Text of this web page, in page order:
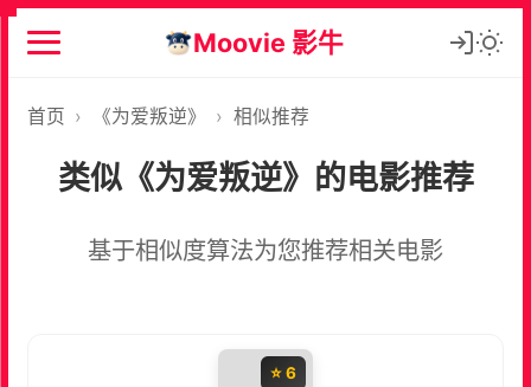
Moovie 影牛
首页 › 《为爱叛逆》 › 相似推荐
类似《为爱叛逆》的电影推荐
基于相似度算法为您推荐相关电影
⭐ 6